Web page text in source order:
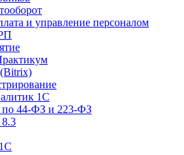
и управление персоналом
1С
44‑ФЗ и 223‑ФЗ